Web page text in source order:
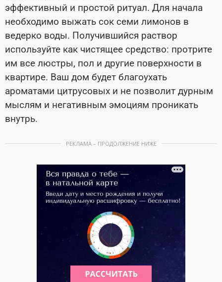
эффективный и простой ритуал. Для начала
необходимо выжать сок семи лимонов в
ведерко воды. Получившийся раствор
используйте как чистящее средство: протрите
им все люстры, пол и другие поверхности в
квартире. Ваш дом будет благоухать
ароматами цитрусовых и не позволит дурным
мыслям и негативным эмоциям проникать
внутрь.
РЕКЛАМА – ПРОДОЛЖЕНИЕ НИЖЕ